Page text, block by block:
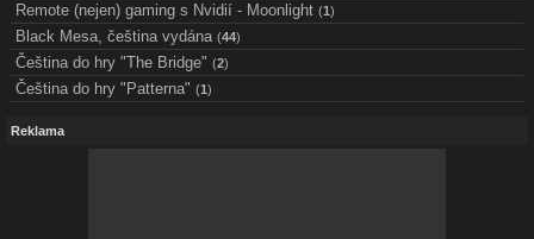
Remote (nejen) gaming s Nvidií - Moonlight (1 )
Black Mesa, čeština vydána (44)
Čeština do hry "The Bridge" (2)
Čeština do hry "Patterna" (1 )
Reklama